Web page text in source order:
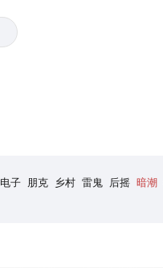
电子 朋克 乡村 雷鬼 后摇 暗潮